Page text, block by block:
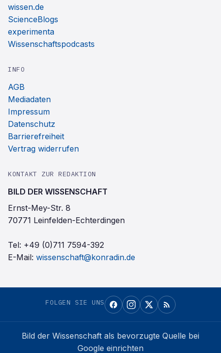
wissen.de
ScienceBlogs
experimenta
Wissenschaftspodcasts
INFO
AGB
Mediadaten
Impressum
Datenschutz
Barrierefreiheit
Vertrag widerrufen
KONTAKT ZUR REDAKTION
BILD DER WISSENSCHAFT
Ernst-Mey-Str. 8
70771 Leinfelden-Echterdingen
Tel: +49 (0)711 7594-392
E-Mail: wissenschaft@konradin.de
FOLGEN SIE UNS
Bild der Wissenschaft als bevorzugte Quelle bei
Google einrichten